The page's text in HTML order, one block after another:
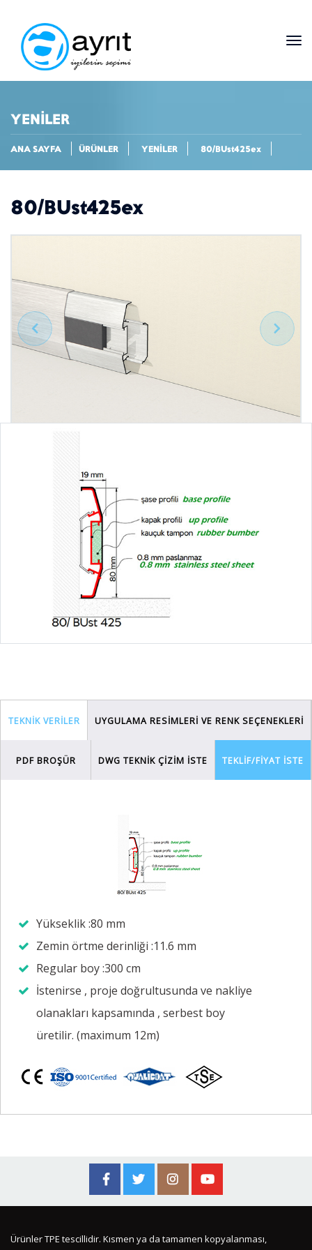
YENİLER
ANA SAYFA ÜRÜNLER YENİLER 80/BUst425ex
80/BUst425ex
Geri İleri
TEKNİK VERİLER UYGULAMA RESİMLERİ VE RENK SEÇENEKLERİ
PDF BROŞÜR DWG TEKNİK ÇİZİM İSTE TEKLİF/FİYAT İSTE
Yükseklik :80 mm
Zemin örtme derinliği :11.6 mm
Regular boy :300 cm
İstenirse , proje doğrultusunda ve nakliye
olanakları kapsamında , serbest boy
üretilir. (maximum 12m)
Ürünler TPE tescillidir. Kısmen ya da tamamen kopyalanması,